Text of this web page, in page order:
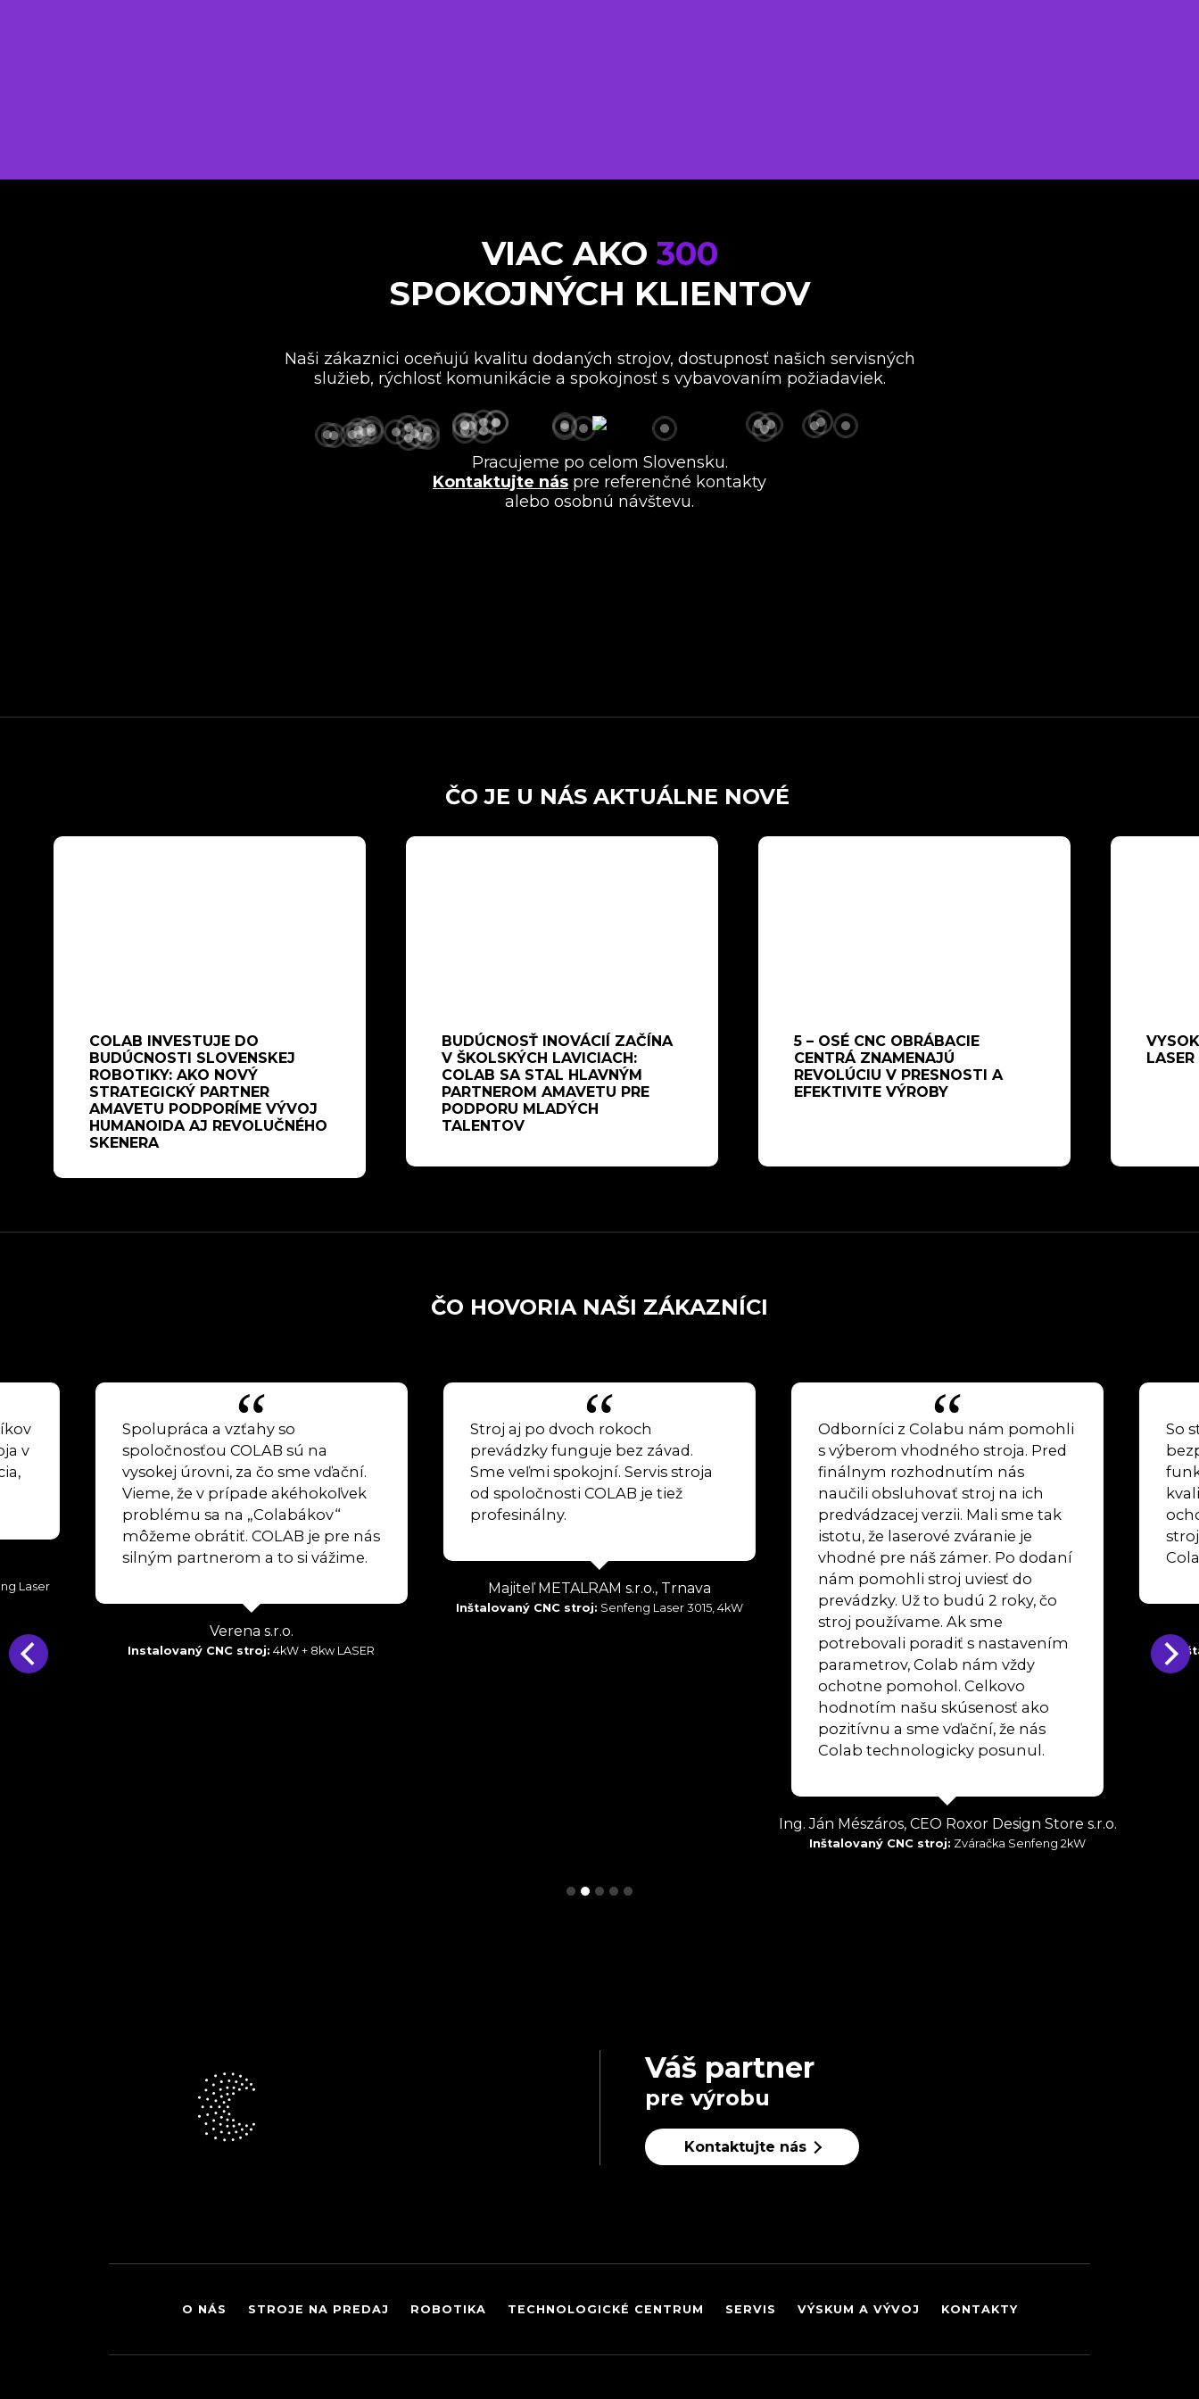
VIAC AKO 300
SPOKOJNÝCH KLIENTOV
Naši zákaznici oceňujú kvalitu dodaných strojov, dostupnosť našich servisných
služieb, rýchlosť komunikácie a spokojnosť s vybavovaním požiadaviek.
Pracujeme po celom Slovensku.
Kontaktujte nás pre referenčné kontakty
alebo osobnú návštevu.
ČO JE U NÁS AKTUÁLNE NOVÉ
COLAB INVESTUJE DO
BUDÚCNOSTI SLOVENSKEJ
ROBOTIKY: AKO NOVÝ
STRATEGICKÝ PARTNER
AMAVETU PODPORÍME VÝVOJ
HUMANOIDA AJ REVOLUČNÉHO
SKENERA
BUDÚCNOSŤ INOVÁCIÍ ZAČÍNA
V ŠKOLSKÝCH LAVICIACH:
COLAB SA STAL HLAVNÝM
PARTNEROM AMAVETU PRE
PODPORU MLADÝCH
TALENTOV
5 – OSÉ CNC OBRÁBACIE
CENTRÁ ZNAMENAJÚ
REVOLÚCIU V PRESNOSTI A
EFEKTIVITE VÝROBY
ČO HOVORIA NAŠI ZÁKAZNÍCI
Spolupráca a vzťahy so
spoločnosťou COLAB sú na
vysokej úrovni, za čo sme vďační.
Vieme, že v prípade akéhokoľvek
problému sa na „Colabákov“
môžeme obrátiť. COLAB je pre nás
silným partnerom a to si vážime.
Verena s.r.o.
Instalovaný CNC stroj: 4kW + 8kw LASER
Stroj aj po dvoch rokoch
prevádzky funguje bez závad.
Sme veľmi spokojní. Servis stroja
od spoločnosti COLAB je tiež
profesinálny.
Majiteľ METALRAM s.r.o., Trnava
Inštalovaný CNC stroj: Senfeng Laser 3015, 4kW
Odborníci z Colabu nám pomohli
s výberom vhodného stroja. Pred
finálnym rozhodnutím nás
naučili obsluhovať stroj na ich
predvádzacej verzii. Mali sme tak
istotu, že laserové zváranie je
vhodné pre náš zámer. Po dodaní
nám pomohli stroj uviesť do
prevádzky. Už to budú 2 roky, čo
stroj používame. Ak sme
potrebovali poradiť s nastavením
parametrov, Colab nám vždy
ochotne pomohol. Celkovo
hodnotím našu skúsenosť ako
pozitívnu a sme vďační, že nás
Colab technologicky posunul.
Ing. Ján Mészáros, CEO Roxor Design Store s.r.o.
Inštalovaný CNC stroj: Zváračka Senfeng 2kW
So
v
Laser
Váš partner
pre výrobu
Kontaktujte nás
O NÁS STROJE NA PREDAJ ROBOTIKA TECHNOLOGICKÉ CENTRUM SERVIS VÝSKUM A VÝVOJ KONTAKTY